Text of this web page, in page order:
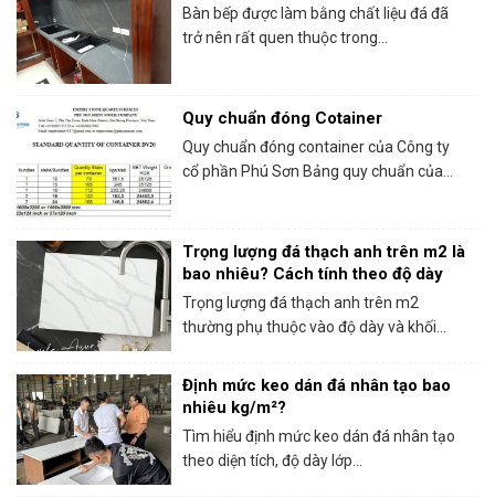
Bàn bếp được làm bằng chất liệu đá đã
trở nên rất quen thuộc trong...
Quy chuẩn đóng Cotainer
Quy chuẩn đóng container của Công ty
cổ phần Phú Sơn Bảng quy chuẩn của...
Trọng lượng đá thạch anh trên m2 là
bao nhiêu? Cách tính theo độ dày
Trọng lượng đá thạch anh trên m2
thường phụ thuộc vào độ dày và khối...
Định mức keo dán đá nhân tạo bao
nhiêu kg/m²?
Tìm hiểu định mức keo dán đá nhân tạo
theo diện tích, độ dày lớp...